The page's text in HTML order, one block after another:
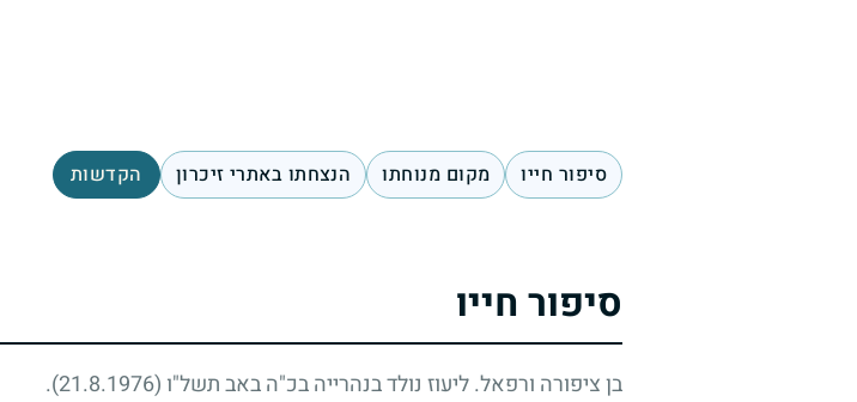
סיפור חייו מקום מנוחתו הנצחתו באתרי זיכרון הקדשות
סיפור חייו
בן ציפורה ורפאל. ליעוז נולד בנהרייה בכ"ה באב תשל"ו (21.8.1976)
.